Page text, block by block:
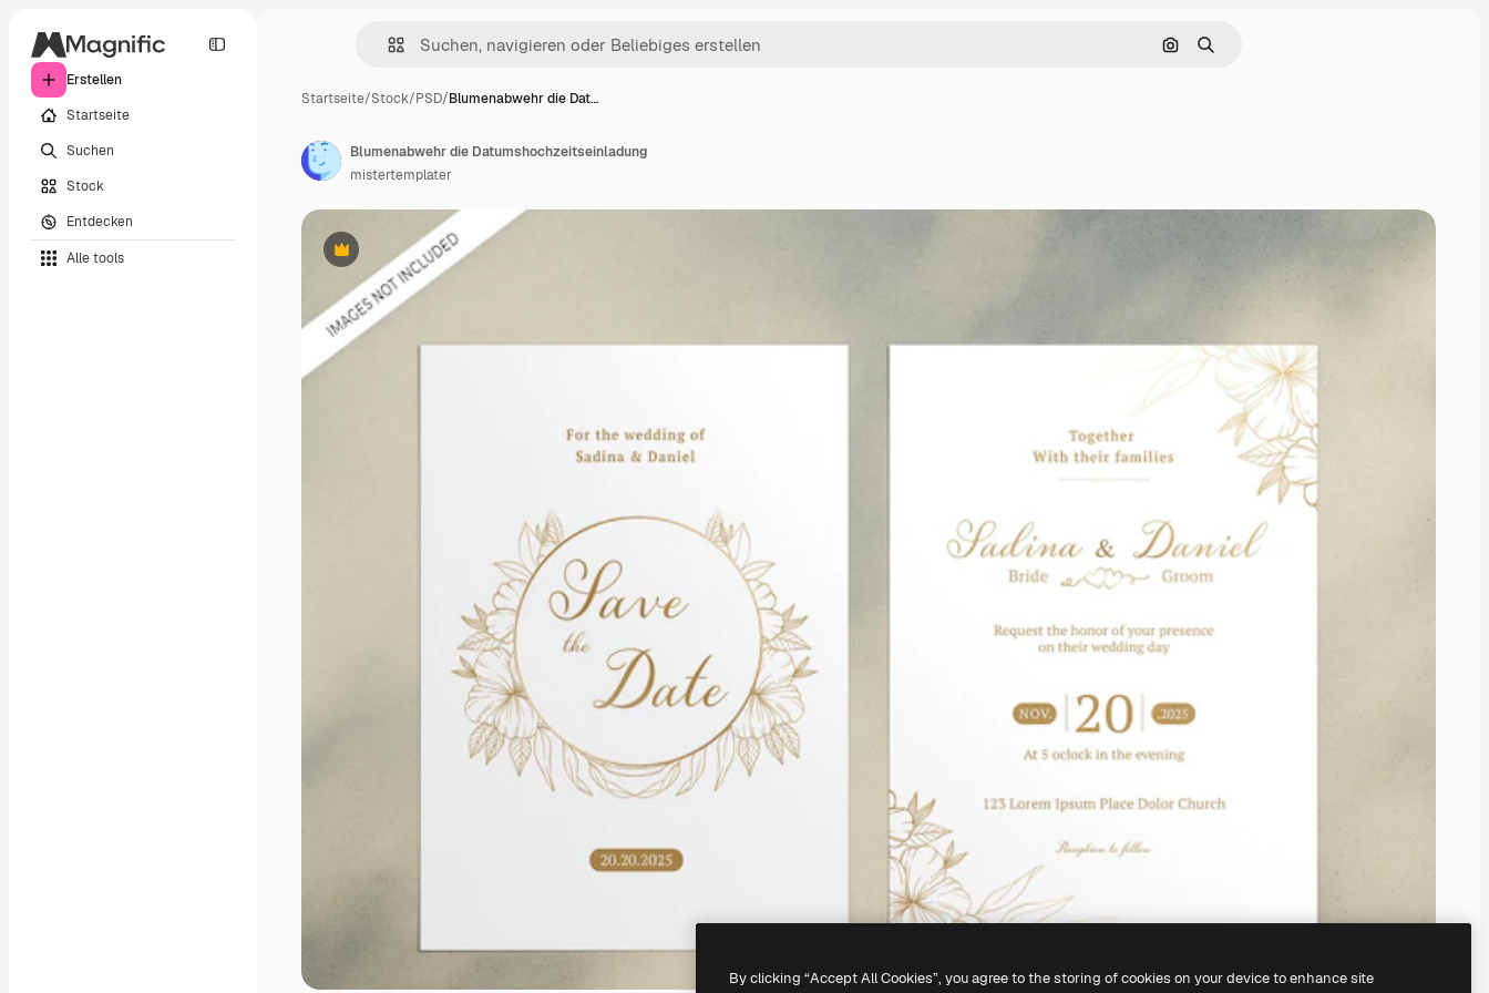
Erstellen
Startseite
Suchen
Stock
Entdecken
Alle tools
Nach Bild suchen
Suchen
Startseite/Stock/PSD/Blumenabwehr die Dat…
Premium
Blumenabwehr die Datumshochzeitseinladung
mistertemplater
By clicking “Accept All Cookies”, you agree to the storing of cookies on your device to enhance site